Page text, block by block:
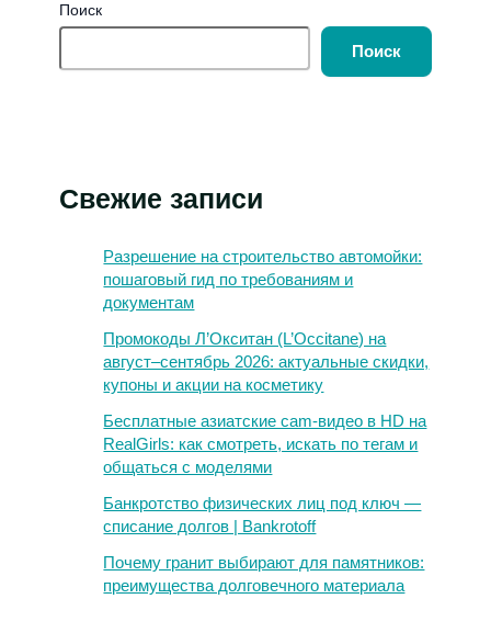
Поиск
Поиск
Свежие записи
Разрешение на строительство автомойки:
пошаговый гид по требованиям и
документам
Промокоды Л’Окситан (L’Occitane) на
август–сентябрь 2026: актуальные скидки,
купоны и акции на косметику
Бесплатные азиатские cam-видео в HD на
RealGirls: как смотреть, искать по тегам и
общаться с моделями
Банкротство физических лиц под ключ —
списание долгов | Bankrotoff
Почему гранит выбирают для памятников:
преимущества долговечного материала